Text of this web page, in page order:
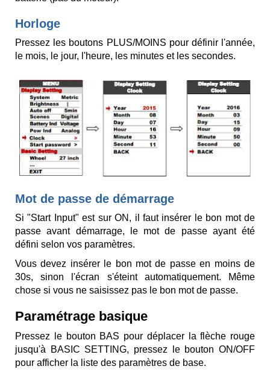
Horloge
Pressez les boutons PLUS/MOINS pour définir l'année,
le mois, le jour, l'heure, les minutes et les secondes.
Mot de passe de démarrage
Si "Start Input" est sur ON, il faut insérer le bon mot de
passe avant démarrage, le mot de passe ayant été
défini selon vos paramètres.
Vous devez insérer le bon mot de passe en moins de
30s, sinon l'écran s'éteint automatiquement. Même
chose si vous ne saisissez pas le bon mot de passe.
Paramétrage basique
Pressez le bouton BAS pour déplacer la flèche rouge
jusqu'à BASIC SETTING, pressez le bouton ON/OFF
pour afficher la liste des paramètres de base.